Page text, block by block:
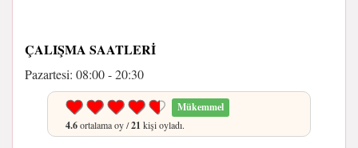
ÇALIŞMA SAATLERI
Pazartesi: 08:00 - 20:30
Mükemmel
4.6ortalama oy /21 kişi oyladı.